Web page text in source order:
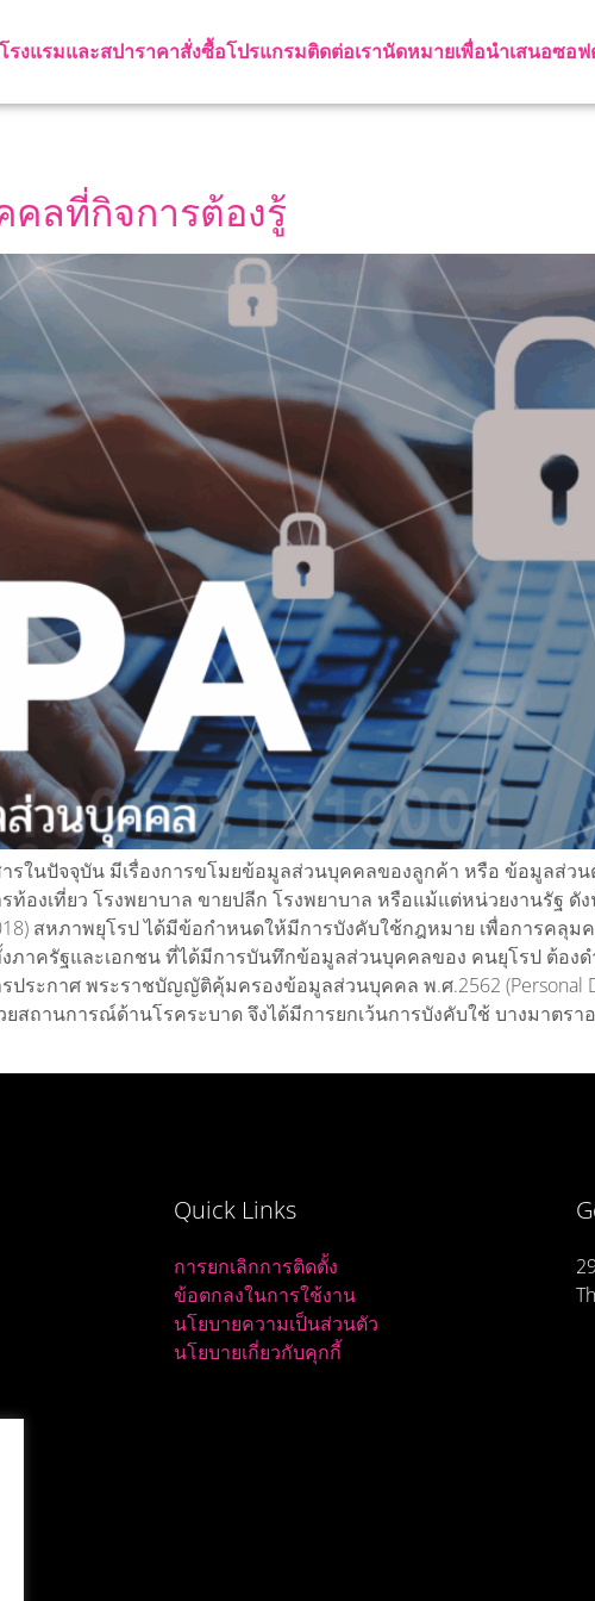
รงแรมและสปาราคาสั่งซื้อโปรแกรมติดต่อเรานัดหมายเพื่อนำเสนอซอฟ
ลที่กิจการต้องรู้
ในปัจจุบัน มีเรื่องการขโมยข้อมูลส่วนบุคคลของลูกค้า หรือ ข้อมูลส่วน
ท้องเที่ยว โรงพยาบาล ขายปลีก โรงพยาบาล หรือแม้แต่หน่วยงานรัฐ
สหภาพยุโรป ได้มีข้อกำหนดให้มีการบังคับใช้กฎหมาย เพื่อการคลุม
งภาครัฐและเอกชน ที่ได้มีการบันทึกข้อมูลส่วนบุคคลของ คนยุโรป ต้อง
ประกาศ พระราชบัญญัติคุ้มครองข้อมูลส่วนบุคคล พ.ศ.2562 (Personal
ถานการณ์ด้านโรคระบาด จึงได้มีการยกเว้นการบังคับใช้ บางมาตร
Quick Links
การยกเลิกการติดตั้ง
ข้อตกลงในการใช้งาน
นโยบายความเป็นส่วนตัว
นโยบายเกี่ยวกับคุกกี้